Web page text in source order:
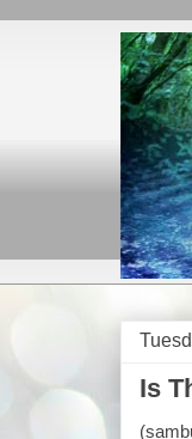
Is